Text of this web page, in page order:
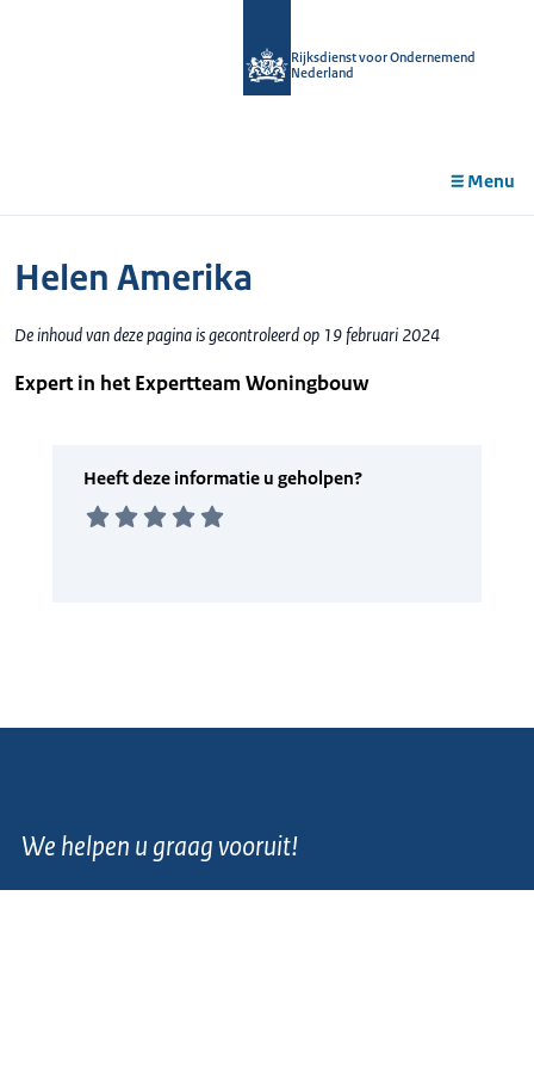
Rijksdienst voor Ondernemend
Nederland
Menu
Helen Amerika
De inhoud van deze pagina is gecontroleerd op 19 februari 2024
Expert in het Expertteam Woningbouw
We helpen u graag vooruit!